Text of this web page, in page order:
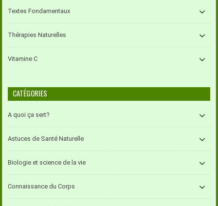
Textes Fondamentaux
Thérapies Naturelles
Vitamine C
CATÉGORIES
A quoi ça sert?
Astuces de Santé Naturelle
Biologie et science de la vie
Connaissance du Corps